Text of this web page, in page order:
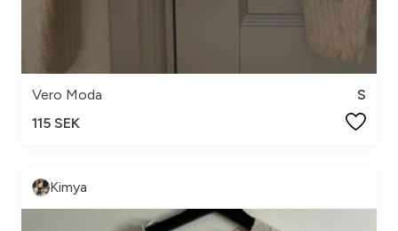
Vero Moda
S
115 SEK
Kimya